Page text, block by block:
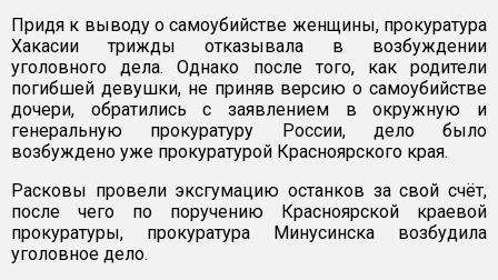
Придя к выводу о самоубийстве женщины, прокуратура
Хакасии трижды отказывала в возбуждении
уголовного дела. Однако после того, как родители
погибшей девушки, не приняв версию о самоубийстве
дочери, обратились с заявлением в окружную и
генеральную прокуратуру России, дело было
возбуждено уже прокуратурой Красноярского края.
Расковы провели эксгумацию останков за свой счёт,
после чего по поручению Красноярской краевой
прокуратуры, прокуратура Минусинска возбудила
уголовное дело.